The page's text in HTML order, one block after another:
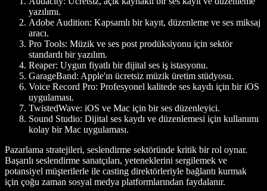
yazılımı.
Adobe Audition: Kapsamlı bir kayıt, düzenleme ve ses miksaj
aracı.
Pro Tools: Müzik ve ses post prodüksiyonu için sektör
standardı bir yazılım.
Reaper: Uygun fiyatlı bir dijital ses iş istasyonu.
GarageBand: Apple'ın ücretsiz müzik üretim stüdyosu.
Voice Record Pro: Profesyonel kalitede ses kaydı için bir iOS
uygulaması.
TwistedWave: iOS ve Mac için bir ses düzenleyici.
Sound Studio: Dijital ses kaydı ve düzenlemesi için kullanımı
kolay bir Mac uygulaması.
Pazarlama stratejileri, seslendirme sektöründe kritik bir rol oynar.
Başarılı seslendirme sanatçıları, yeteneklerini sergilemek ve
potansiyel müşterilerle ile casting direktörleriyle bağlantı kurmak
için çoğu zaman sosyal medya platformlarından faydalanır.